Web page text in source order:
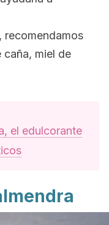
recomendamos
miel de
el edulcorante